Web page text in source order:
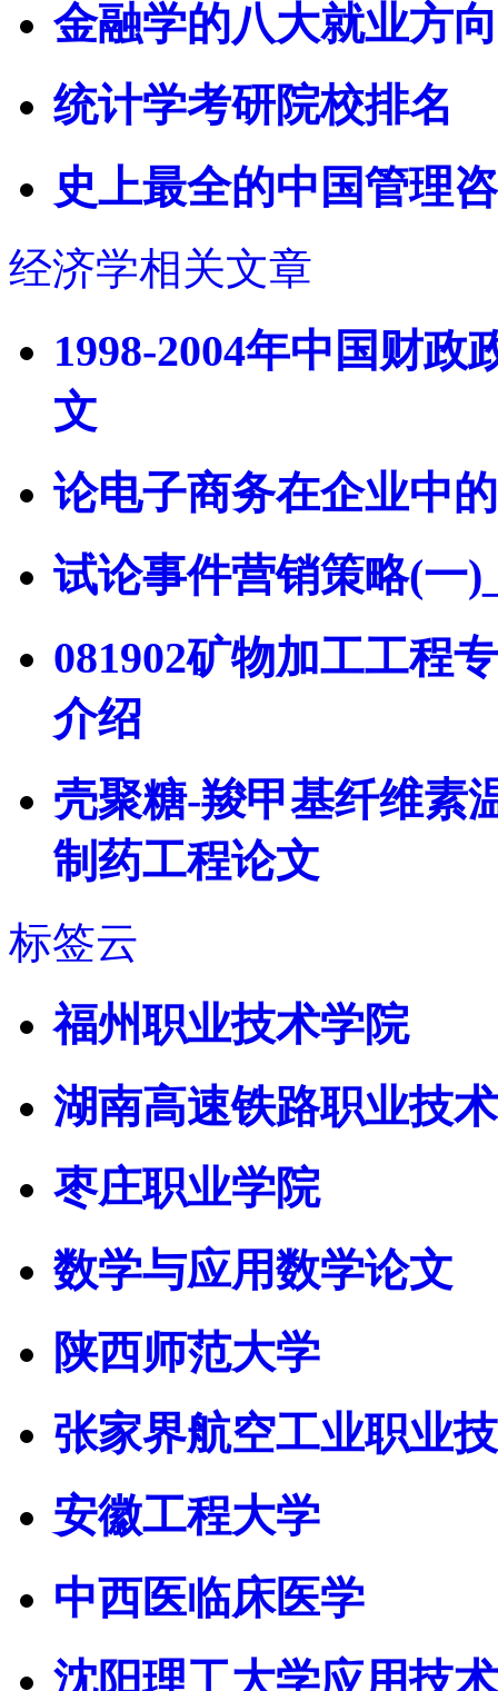
金融学的八大就业方
统计学考研院校排名
史上最全的中国管理
经济学相关文章
1998-2004年中国财
文
论电子商务在企业中
试论事件营销策略(一
081902矿物加工工程
介绍
壳聚糖-羧甲基纤维素
制药工程论文
标签云
福州职业技术学院
湖南高速铁路职业技
枣庄职业学院
数学与应用数学论文
陕西师范大学
张家界航空工业职业
安徽工程大学
中西医临床医学
沈阳理工大学应用技